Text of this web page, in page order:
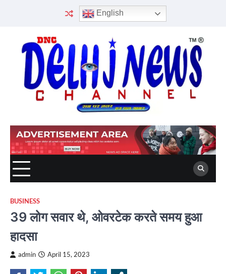
English
BUSINESS
39 लोग सवार थे, ओवरटेक करते समय हुआ
हादसा
admin April 15, 2023